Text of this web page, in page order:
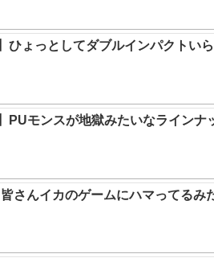
ひょっとしてダブルインパクトい
PUモンスが地獄みたいなラインナ
皆さんイカのゲームにハマってる